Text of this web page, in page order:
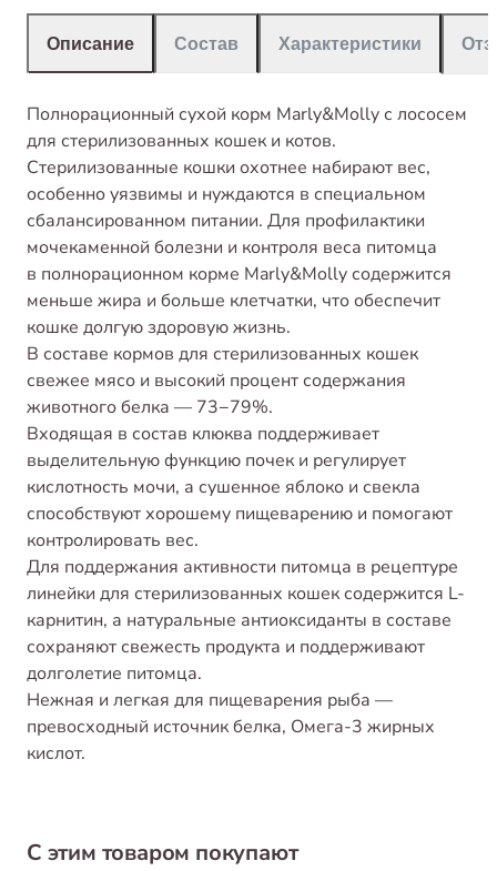
Описание Состав Характеристики
Полнорационный сухой корм Marly&Molly с лососем
для стерилизованных кошек и котов.
Стерилизованные кошки охотнее набирают вес,
особенно уязвимы и нуждаются в специальном
сбалансированном питании. Для профилактики
мочекаменной болезни и контроля веса питомца
в полнорационном корме Marly&Molly содержится
меньше жира и больше клетчатки, что обеспечит
кошке долгую здоровую жизнь.
В составе кормов для стерилизованных кошек
свежее мясо и высокий процент содержания
животного белка — 73−79%.
Входящая в состав клюква поддерживает
выделительную функцию почек и регулирует
кислотность мочи, а сушенное яблоко и свекла
способствуют хорошему пищеварению и помогают
контролировать вес.
Для поддержания активности питомца в рецептуре
линейки для стерилизованных кошек содержится L-
карнитин, а натуральные антиоксиданты в составе
сохраняют свежесть продукта и поддерживают
долголетие питомца.
Нежная и легкая для пищеварения рыба —
превосходный источник белка, Омега-3 жирных
кислот.
С этим товаром покупают